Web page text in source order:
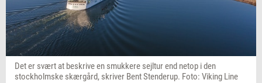
Det er svært at beskrive en smukkere sejltur end netop i den
stockholmske skærgård, skriver Bent Stenderup. Foto: Viking Line